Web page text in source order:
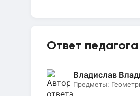
Ответ педагога
Владислав
Предметы: